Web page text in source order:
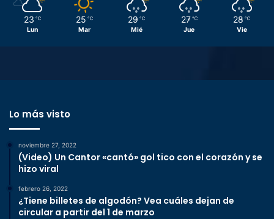
23 ℃
Lun
25 ℃
Mar
29 ℃
Mié
27 ℃
Jue
28 ℃
Vie
Lo más visto
noviembre 27, 2022
(Video) Un Cantor «cantó» gol tico con el corazón y se
hizo viral
febrero 26, 2022
¿Tiene billetes de algodón? Vea cuáles dejan de
circular a partir del 1 de marzo